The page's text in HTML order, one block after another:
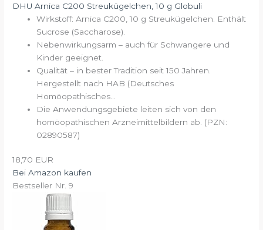
DHU Arnica C200 Streukügelchen, 10 g Globuli
Wirkstoff: Arnica C200, 10 g Streukügelchen. Enthält
Sucrose (Saccharose).
Nebenwirkungsarm – auch für Schwangere und
Kinder geeignet.
Qualität – in bester Tradition seit 150 Jahren.
Hergestellt nach HAB (Deutsches
Homöopathisches...
Die Anwendungsgebiete leiten sich von den
homöopathischen Arzneimittelbildern ab. (PZN:
02890587)
18,70 EUR
Bei Amazon kaufen
Bestseller Nr. 9